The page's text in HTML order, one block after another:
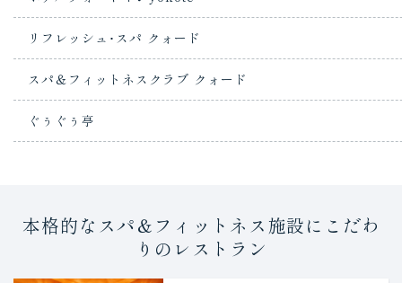
リフレッシュ･スパ クォード
スパ＆フィットネスクラブ クォード
ぐぅぐぅ亭
本格的なスパ＆フィットネス施設にこだわ
りのレストラン